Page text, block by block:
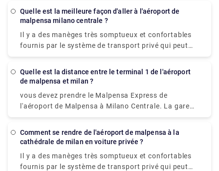
principale plaque tournante du transport aérien à
Milan est l'aéroport de Malpensa, mais il se trouve à
51 kilomètres du centre-ville.
Terminal 2 toutes les 20 minutes afin que vous
prendre l'express pour le centre-ville.
Quelle est la meilleure façon d'aller à l'aéroport de
malpensa milano centrale ?
Il y a des manèges très somptueux et confortables
fournis par le système de transport privé qui peut
également être utilisé. Il est économique et il existe
Milan Malpensa (MXP) au centre-ville de Milan : le
rendre au centre-ville est le taxi. Le trajet en taxi de
l'aéroport de Milan coûtera environ 90-95 € et il
destination.
Quelle est la distance entre le terminal 1 de l'aéroport
de malpensa et milan ?
vous devez prendre le Malpensa Express de
l'aéroport de Malpensa à Milano Centrale. La gare
est située dans le Terminal 1. Et dans le Terminal 2,
Terminal 2 toutes les 20 minutes afin que vous
prendre l'express pour le centre-ville.
Comment se rendre de l'aéroport de malpensa à la
cathédrale de milan en voiture privée ?
Il y a des manèges très somptueux et confortables
fournis par le système de transport privé qui peut